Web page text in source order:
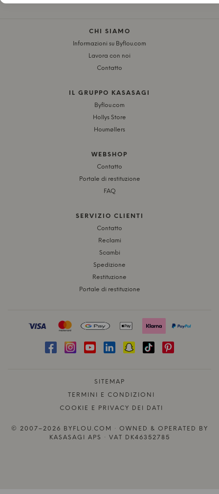
CHI SIAMO
Informazioni su Byflou.com
Lavora con noi
Contatto
IL GRUPPO KASASAGI
Byflou.com
Hollys Store
Houmøllers
WEBSHOP
Contatto
Portale di restituzione
FAQ
SERVIZIO CLIENTI
Contatto
Reclami
Scambi
Spedizione
Restituzione
Portale di restituzione
SITEMAP
TERMINI E CONDIZIONI
COOKIE E PRIVACY DEI DATI
© 2007–2026 BYFLOU.COM · OWNED & OPERATED BY
KASASAGI APS · VAT DK46352785